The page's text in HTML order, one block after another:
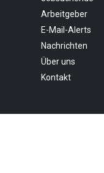
Arbeitgeber
E-Mail-Alerts
Nachrichten
Über uns
Kontakt